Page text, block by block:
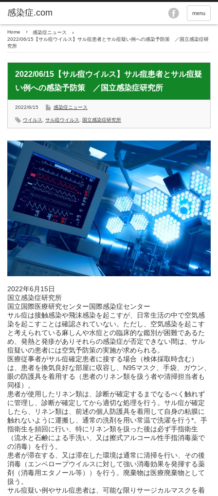
menu
Home
感染症ニュース
2022/06/15【サル痘ウイルス】サル痘患者とサル痘疑い例への感染予防策 ／国立感染症研
究所
2022/06/15【サル痘ウイルス】サル痘患者とサル痘疑
い例への感染予防策 ／国立感染症研究所
2022/6/15 感染症ニュース
ウイルス サル痘ウイルス 国立感染症研究所
2022年6月15日
国立感染症研究所
国立国際医療研究センター国際感染症センター
サル痘は接触感染や飛沫感染を起こすが、日常生活の中で空気感
染を起こすことは確認されていない。ただし、空気感染を起こす
と考えられている麻しんや水痘との臨床的な鑑別が困難であるた
め、発熱と発疹がありそれらの感染症が否定できない間は、サル
痘疑いの患者には空気予防策の実施が求められる。
医療従事者がサル痘確定患者に接する場合（検体採取時含む）
は、患者を換気良好な部屋に収容し、N95マスク、手袋、ガウン、
眼の防護具を着用する（患者のリネン類を扱う者や清掃担当者も
同様）。
患者が使用したリネン類は、診断が確定するまでなるべく触れず
に管理し、診断が確定してから適切な処理を行う。サル痘が確定
したら、リネン類は、前述の個人防護具を着用して自身の粘膜に
触れないように運搬し、通常の洗剤を用い常温で洗濯を行う*。手
指衛生を頻回に行い、特にリネン類を扱った後は必ず手指衛生
（流水と石鹸による手洗い、又は擦式アルコール性手指消毒薬で
の消毒）を行う。
患者が滞在する、又は滞在した環境は通常に清掃を行い、その後
消毒（エンベロープウイルスに対して強い消毒効果を発揮する薬
剤（消毒用エタノール等））を行う。廃棄物は医療廃棄物として
扱う。
サル痘疑い例やサル痘患者は、可能な限りサージカルマスクを着